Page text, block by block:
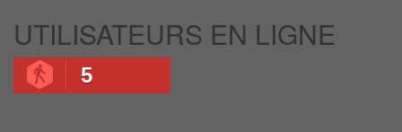
UTILISATEURS EN LIGNE
5